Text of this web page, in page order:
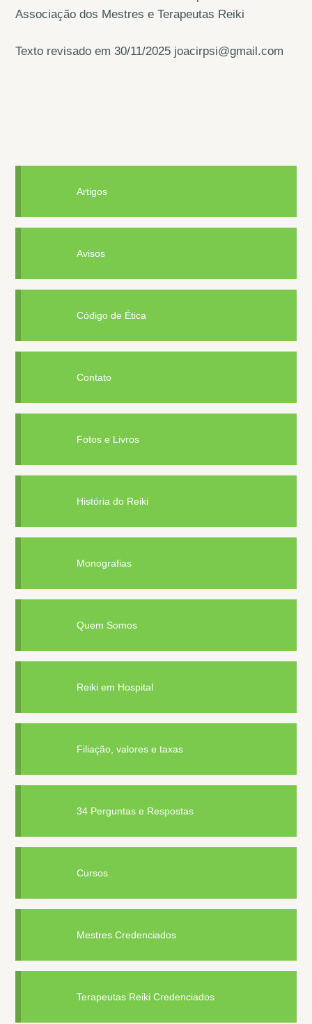
Associação dos Mestres e Terapeutas Reiki
Texto revisado em 30/11/2025 joacirpsi@gmail.com
Artigos
Avisos
Código de Ética
Contato
Fotos e Livros
História do Reiki
Monografias
Quem Somos
Reiki em Hospital
Filiação, valores e taxas
34 Perguntas e Respostas
Cursos
Mestres Credenciados
Terapeutas Reiki Credenciados